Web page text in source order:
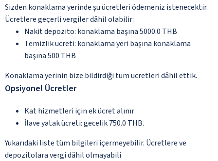
Sizden konaklama yerinde şu ücretleri ödemeniz istenecektir.
Ücretlere geçerli vergiler dâhil olabilir:
Nakit depozito: konaklama başına 5000.0 THB
Temizlik ücreti: konaklama yeri başına konaklama
başına 500 THB
Konaklama yerinin bize bildirdiği tüm ücretleri dâhil ettik.
Opsiyonel Ücretler
Kat hizmetleri için ek ücret alınır
İlave yatak ücreti: gecelik 750.0 THB.
Yukarıdaki liste tüm bilgileri içermeyebilir. Ücretlere ve
depozitolara vergi dâhil olmayabili